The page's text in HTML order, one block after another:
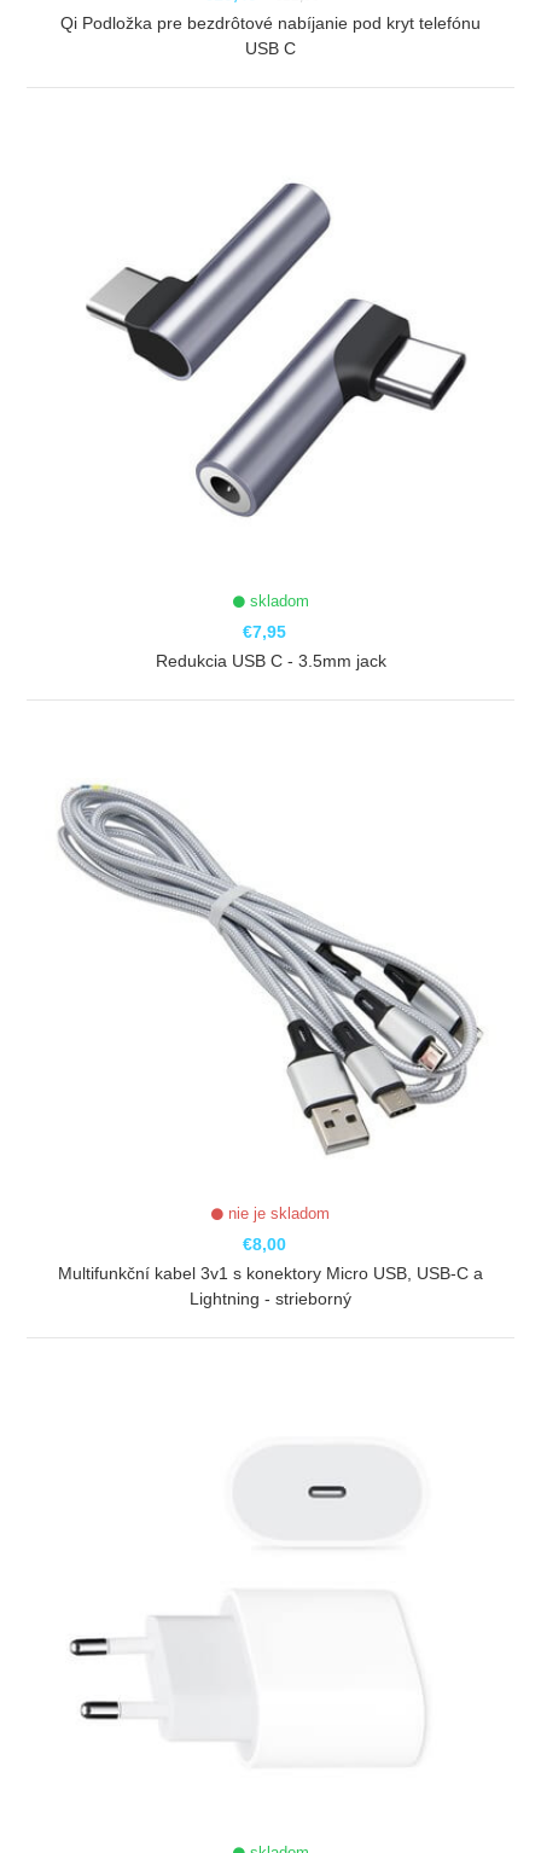
Qi Podložka pre bezdrôtové nabíjanie pod kryt telefónu
USB C
skladom
€7,95
Redukcia USB C - 3.5mm jack
nie je skladom
€8,00
Multifunkční kabel 3v1 s konektory Micro USB, USB-C a
Lightning - strieborný